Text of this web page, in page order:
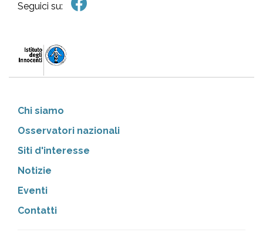
Seguici su:
Chi siamo
Osservatori nazionali
Siti d'interesse
Notizie
Eventi
Contatti